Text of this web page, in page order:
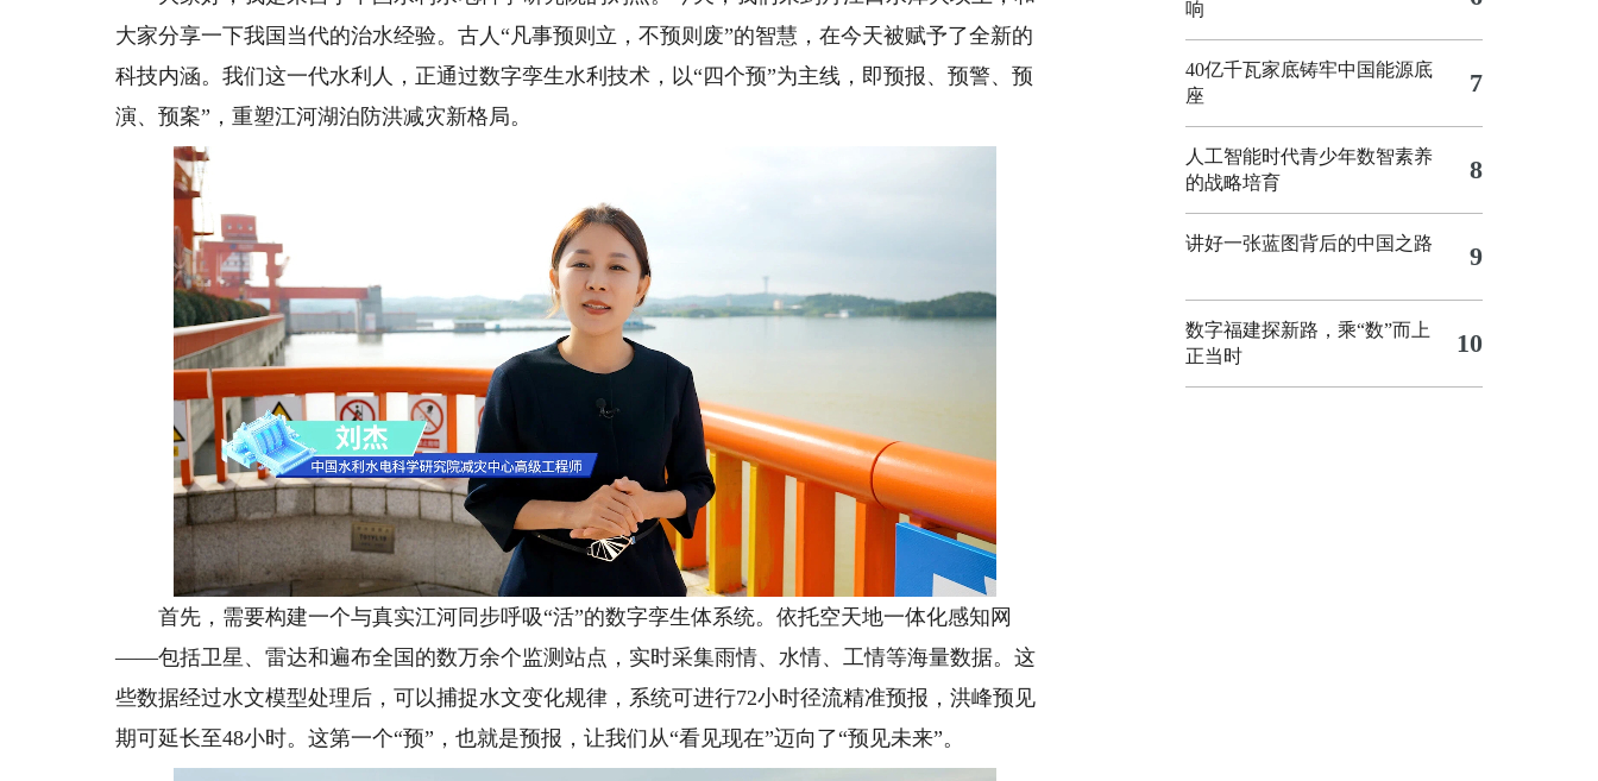
大家分享一下我国当代的治水经验。古人“凡事预则立，不预则废”的智慧，在今天被赋予了全新的
科技内涵。我们这一代水利人，正通过数字孪生水利技术，以“四个预”为主线，即预报、预警、预
演、预案”，重塑江河湖泊防洪减灾新格局。
首先，需要构建一个与真实江河同步呼吸“活”的数字孪生体系统。依托空天地一体化感知网
——包括卫星、雷达和遍布全国的数万余个监测站点，实时采集雨情、水情、工情等海量数据。这
些数据经过水文模型处理后，可以捕捉水文变化规律，系统可进行72小时径流精准预报，洪峰预见
期可延长至48小时。这第一个“预”，也就是预报，让我们从“看见现在”迈向了“预见未来”。
响
40亿千瓦家底铸牢中国能源底
座
7
人工智能时代青少年数智素养
的战略培育
8
讲好一张蓝图背后的中国之路 9
数字福建探新路，乘“数”而上
正当时
10